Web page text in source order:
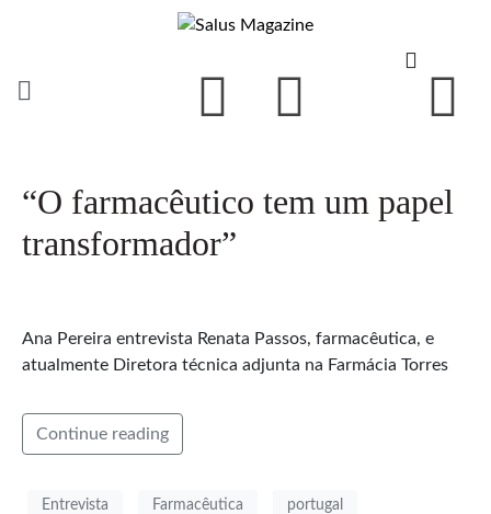
“O farmacêutico tem um papel
transformador”
Ana Pereira entrevista Renata Passos, farmacêutica, e
atualmente Diretora técnica adjunta na Farmácia Torres
Continue reading
Entrevista Farmacêutica portugal